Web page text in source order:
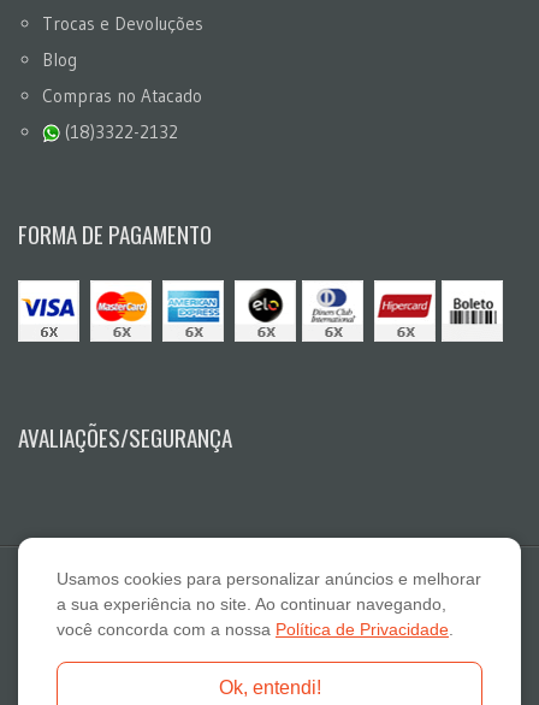
Trocas e Devoluções
Blog
Compras no Atacado
(18)3322-2132
FORMA DE PAGAMENTO
AVALIAÇÕES/SEGURANÇA
E A Lazaro Suplementos Alimentares ME - CNPJ: 19.789.048/0001-59
Fone: 18-3322 2132 - E-mail: atendimento@otimanutri.com.br
Usamos cookies para personalizar anúncios e melhorar
a sua experiência no site. Ao continuar navegando,
você concorda com a nossa Política de Privacidade
Ok, entendi!